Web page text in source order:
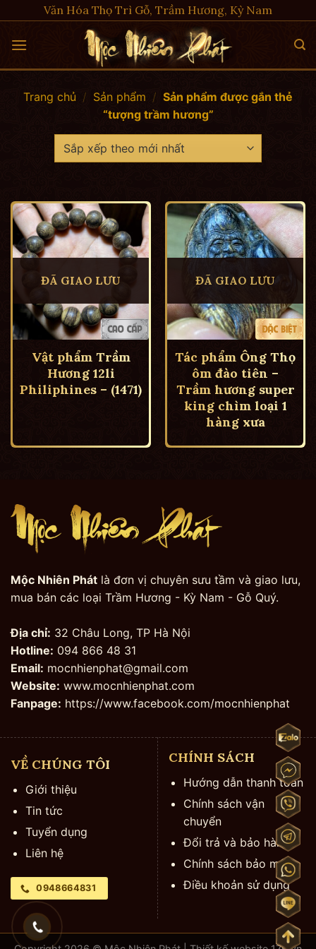
to
content
Văn Hóa Thọ Trì Gỗ, Trầm Hương, Kỳ Nam
Trang chủ / Sản phẩm / Sản phẩm được gắn thẻ
“tượng trầm hương”
ĐÃ GIAO LƯU
Vật phẩm Trầm
Hương 12li
Philiphines – (1471)
ĐÃ GIAO LƯU
Tác phẩm Ông Thọ
ôm đào tiên –
Trầm hương super
king chìm loại 1
hàng xưa
Mộc Nhiên Phát là đơn vị chuyên sưu tầm và giao lưu,
mua bán các loại Trầm Hương - Kỳ Nam - Gỗ Quý.
Địa chỉ: 32 Châu Long, TP Hà Nội
Hotline: 094 866 48 31
Email: mocnhienphat@gmail.com
Website: www.mocnhienphat.com
Fanpage: https://www.facebook.com/mocnhienphat
VỀ CHÚNG TÔI
Giới thiệu
Tin tức
Tuyển dụng
Liên hệ
0948664831
CHÍNH SÁCH
Hướng dẫn thanh toán
Chính sách vận
chuyển
Đổi trả và bảo hành
Chính sách bảo mật
Điều khoản sử dụng